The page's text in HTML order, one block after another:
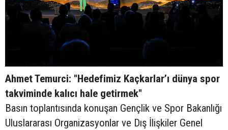
Ahmet Temurci: "Hedefimiz Kaçkarlar’ı dünya spor
takviminde kalıcı hale getirmek"
Basın toplantısında konuşan Gençlik ve Spor Bakanlığı
Uluslararası Organizasyonlar ve Dış İlişkiler Genel